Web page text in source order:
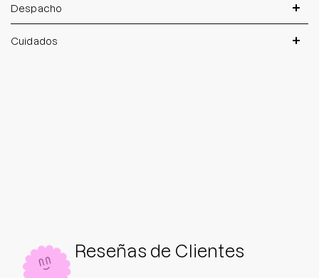
Despacho
Cuidados
Reseñas de Clientes